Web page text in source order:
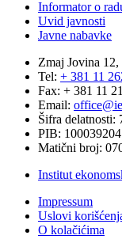
Informator o
Uvid javnosti
Javne nabavke
Zmaj Jovina
Tel: + 381 11
Fax: + 381 11
Email:
Šifra delatnosti:
PIB: 100039204
Matični broj:
Institut
Impressum
Uslovi
O kolačićima